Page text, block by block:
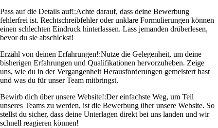
Pass auf die Details auf!:Achte darauf, dass deine Bewerbung
fehlerfrei ist. Rechtschreibfehler oder unklare Formulierungen können
einen schlechten Eindruck hinterlassen. Lass jemanden drüberlesen,
bevor du sie abschickst!
Erzähl von deinen Erfahrungen!:Nutze die Gelegenheit, um deine
bisherigen Erfahrungen und Qualifikationen hervorzuheben. Zeige
uns, wie du in der Vergangenheit Herausforderungen gemeistert hast
und was du für unser Team mitbringst.
Bewirb dich über unsere Website!:Der einfachste Weg, um Teil
unseres Teams zu werden, ist die Bewerbung über unsere Website. So
stellst du sicher, dass deine Unterlagen direkt bei uns landen und wir
schnell reagieren können!